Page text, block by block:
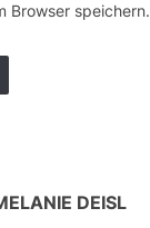
Browser speichern.
DEISL